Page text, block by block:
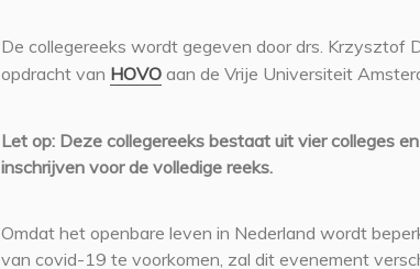
De collegereeks wordt gegeven door drs. Krzysztof
opdracht van HOVO aan de Vrije Universiteit
Let op: Deze collegereeks bestaat uit vier colleges
inschrijven voor de volledige reeks.
Omdat het openbare leven in Nederland wordt
van covid-19 te voorkomen, zal dit evenement